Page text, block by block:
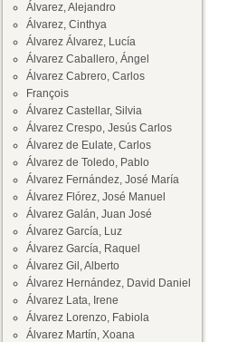
Álvarez, Alejandro
Álvarez, Cinthya
Álvarez Álvarez, Lucía
Álvarez Caballero, Ángel
Álvarez Cabrero, Carlos
François
Álvarez Castellar, Silvia
Álvarez Crespo, Jesús Carlos
Álvarez de Eulate, Carlos
Álvarez de Toledo, Pablo
Álvarez Fernández, José María
Álvarez Flórez, José Manuel
Álvarez Galán, Juan José
Álvarez García, Luz
Álvarez García, Raquel
Álvarez Gil, Alberto
Álvarez Hernández, David Daniel
Álvarez Lata, Irene
Álvarez Lorenzo, Fabiola
Álvarez Martín, Xoana